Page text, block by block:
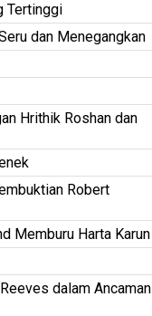
Tertinggi
dan Menegangkan
Hrithik Roshan dan
Robert
Memburu Harta Karun
dalam Ancaman